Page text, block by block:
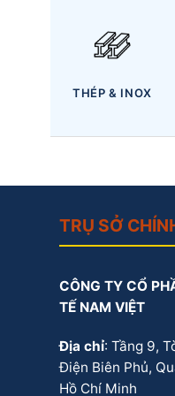
THÉP & INOX
TRỤ SỞ
CÔNG TY CỔ
TẾ NAM VIỆT
Địa chỉ: Tầng 9,
Điện Biên Phủ,
Hồ Chí Minh